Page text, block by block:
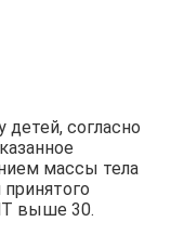
согласно
массы тела
выше 30.